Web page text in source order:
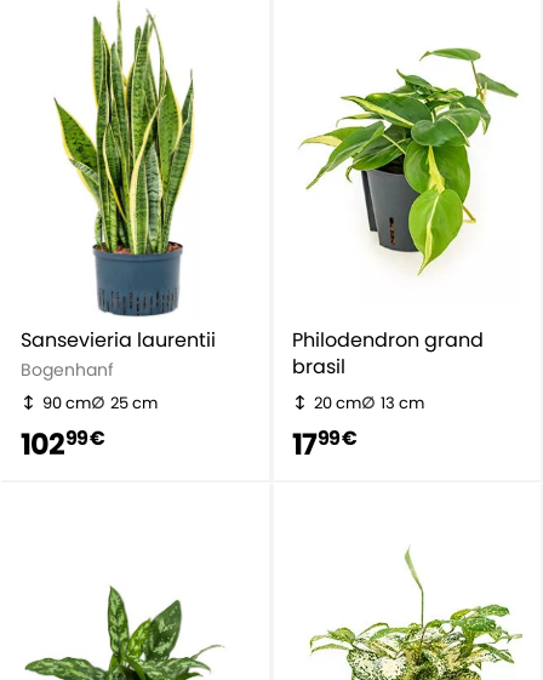
Sansevieria laurentii
Bogenhanf
90 cm 25 cm
10299 €
Philodendron grand
brasil
20 cm 13 cm
1799 €